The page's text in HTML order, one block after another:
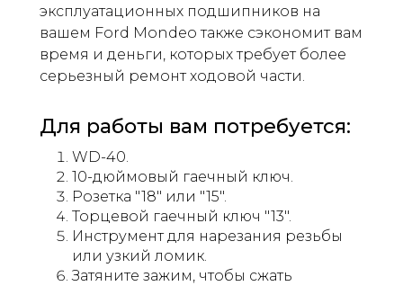
эксплуатационных подшипников на
вашем Ford Mondeo также сэкономит вам
время и деньги, которых требует более
серьезный ремонт ходовой части.
Для работы вам потребуется:
WD-40.
10-дюймовый гаечный ключ.
Розетка "18" или "15".
Торцевой гаечный ключ "13".
Инструмент для нарезания резьбы
или узкий ломик.
Затяните зажим, чтобы сжать